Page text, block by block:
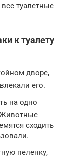
туалетные
к туалету
дворе,
его.
на одно
Животные
сходить
пеленку,